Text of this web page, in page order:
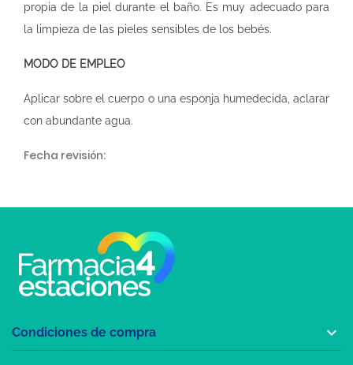
propia de la piel durante el baño. Es muy adecuado para
la limpieza de las pieles sensibles de los bebés.
MODO DE EMPLEO
Aplicar sobre el cuerpo o una esponja humedecida, aclarar
con abundante agua.
Fecha revisión:
Condiciones de compra 